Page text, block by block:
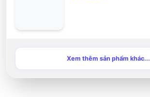
Xem thêm sản phẩm khác...